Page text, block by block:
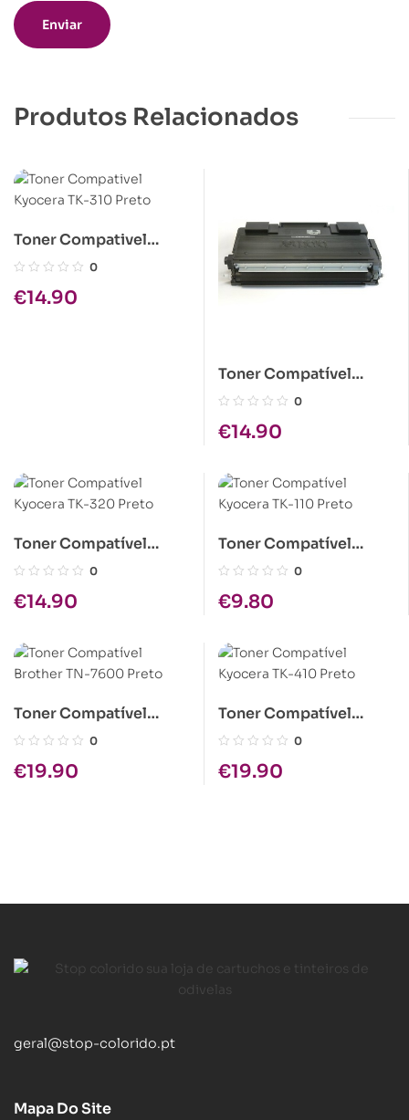
Produtos Relacionados
Toner Compativel
Kyocera TK-310 Preto
0
€14.90
Toner Compatível
Brother TN-4100
0
€14.90
Toner Compatível
Kyocera TK-320 Preto
0
€14.90
Toner Compatível
Kyocera TK-110 Preto
0
€9.80
Toner Compatível
Brother TN-7600 Preto
0
€19.90
Toner Compatível
Kyocera TK-410 Preto
0
€19.90
geral@stop-colorido.pt
Mapa Do Site